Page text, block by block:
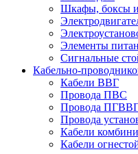
Шкафы, боксы и
Элементы
Сигнальные
Кабельно-
Кабели ВВГ
Провода ПВС
Провода
Провода
Кабели
Кабели